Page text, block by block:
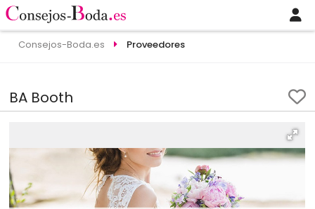
Consejos-Boda.es Proveedores
BA Booth